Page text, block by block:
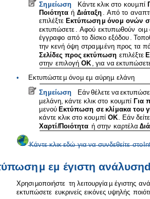
Σηµείωση Κάντε κλικ στο κουµπί
Ποιότητα ή ∆ιάταξη . Από το
επιλέξτε Εκτύπωσηµ όνοµ ονών
εκτυπώσετε . Αφού εκτυπωθούν οιµ
έγγραφο από το δίσκο εξόδου .
την κενή όψη στραµµένη προς τα
Σελίδες προς εκτύπωση επιλέξτε
στην επιλογή OK , για να
•
Εκτυπώστεµ όνοµ εµ αύρηµ ελάνη
Σηµείωση Εάν θέλετε να
µελάνη, κάντε κλικ στο κουµπί Για
µενού Εκτύπωση σε κλίµακα του
κάντε κλικ στο κουµπί OK. Εάν δείτε
Χαρτί/Ποιότητα ή στην καρτέλα
Κάντε κλικ εδώ για να συνδεθείτε στο
µ εµ έγιστη ανάλυση
Χρησιµοποιήστε τη λειτουργία µ έγιστης
εκτυπώσετε ευκρινείς εικόνες υψηλής